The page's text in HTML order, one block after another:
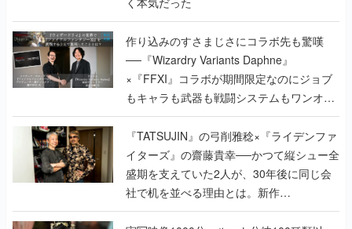
作り込みのすさまじさにコラボ先も驚嘆
──『Wizardry Variants Daphne』
×『FFXI』コラボが期間限定なのにジョブ
もキャラも武器も戦闘システムもワンオフ
で作り込まれた理由を両ディレクターに聞
く
『TATSUJIN』の弓削雅稔×『ライデンファ
イターズ』の齋藤貴幸──かつて縦シュー全
盛期を支えていた2人が、30年後に同じ会
社で机を並べる理由とは。新作
『TATSUJIN EXTREME』で初タッグを組